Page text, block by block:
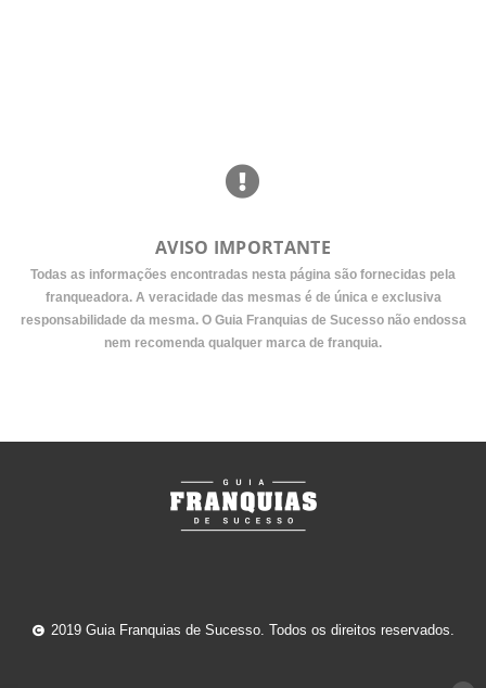
AVISO IMPORTANTE
Todas as informações encontradas nesta página são fornecidas pela
franqueadora. A veracidade das mesmas é de única e exclusiva
responsabilidade da mesma. O Guia Franquias de Sucesso não endossa
nem recomenda qualquer marca de franquia.
2019 Guia Franquias de Sucesso. Todos os direitos reservados.